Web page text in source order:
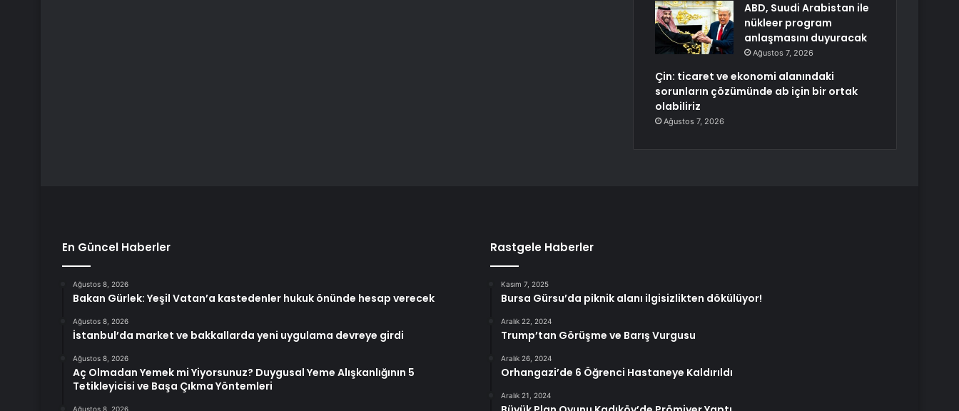
ABD, Suudi Arabistan ile
nükleer program
anlaşmasını duyuracak
Ağustos 7, 2026
Çin: ticaret ve ekonomi alanındaki
sorunların çözümünde ab için bir ortak
olabiliriz
Ağustos 7, 2026
En Güncel Haberler
Ağustos 8, 2026
Bakan Gürlek: Yeşil Vatan’a kastedenler hukuk önünde hesap verecek
Ağustos 8, 2026
İstanbul’da market ve bakkallarda yeni uygulama devreye girdi
Ağustos 8, 2026
Aç Olmadan Yemek mi Yiyorsunuz? Duygusal Yeme Alışkanlığının 5
Tetikleyicisi ve Başa Çıkma Yöntemleri
Ağustos 8, 2026
Rastgele Haberler
Kasım 7, 2025
Bursa Gürsu’da piknik alanı ilgisizlikten dökülüyor!
Aralık 22, 2024
Trump’tan Görüşme ve Barış Vurgusu
Aralık 26, 2024
Orhangazi’de 6 Öğrenci Hastaneye Kaldırıldı
Aralık 21, 2024